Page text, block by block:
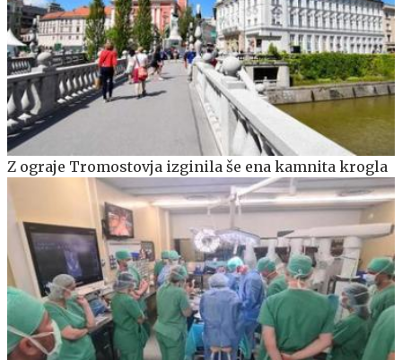
Z ograje Tromostovja izginila še ena kamnita krogla